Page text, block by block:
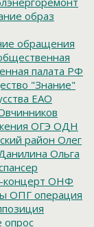
образ
обращения
палата РФ
"Знание"
ЕАО
ОГЭ ОДН
район Олег
Ольга
ОНФ
ОПГ операция
опрос